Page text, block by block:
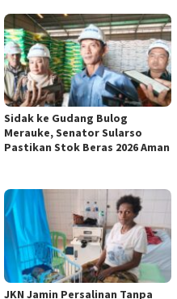
Sidak ke Gudang Bulog
Merauke, Senator Sularso
Pastikan Stok Beras 2026 Aman
JKN Jamin Persalinan Tanpa